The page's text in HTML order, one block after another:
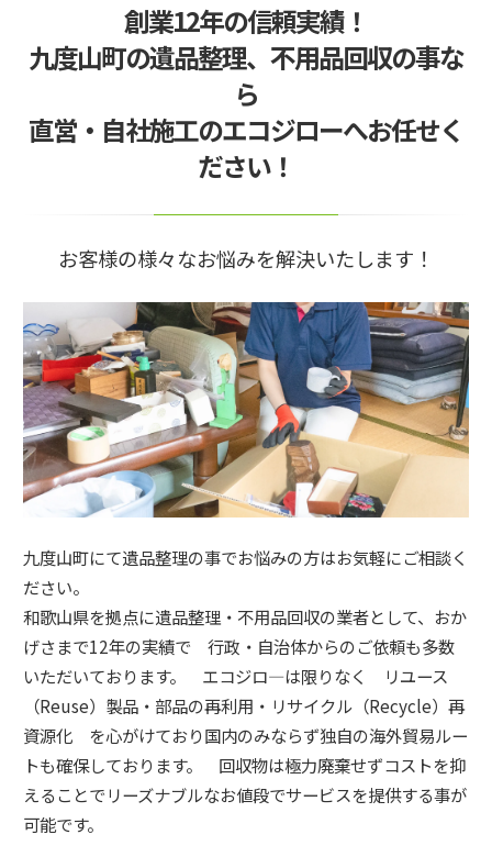
2025/04/21
遺品整理と不用品回収の違いとは？
2025/04/28
不要品回収の料金相場と安くする5つの裏技｜コ
創業12年の信頼実績！
九度山町の遺品整理、不用品回収の事な
ら
直営・自社施工のエコジローへお任せく
ださい！
お客様の様々なお悩みを解決いたします！
九度山町にて遺品整理の事でお悩みの方はお気軽にご相談く
ださい。
和歌山県を拠点に遺品整理・不用品回収の業者として、おか
げさまで12年の実績で 行政・自治体からのご依頼も多数
いただいております。 エコジロ―は限りなく リユース
（Reuse）製品・部品の再利用・リサイクル（Recycle）再
資源化 を心がけており国内のみならず独自の海外貿易ルー
トも確保しております。 回収物は極力廃棄せずコストを抑
えることでリーズナブルなお値段でサービスを提供する事が
可能です。